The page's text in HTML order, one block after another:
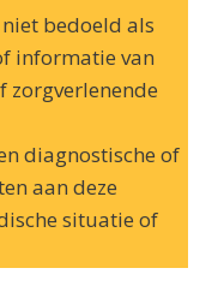
bedoeld als
informatie van
zorgverlenende
diagnostische of
aan deze
situatie of